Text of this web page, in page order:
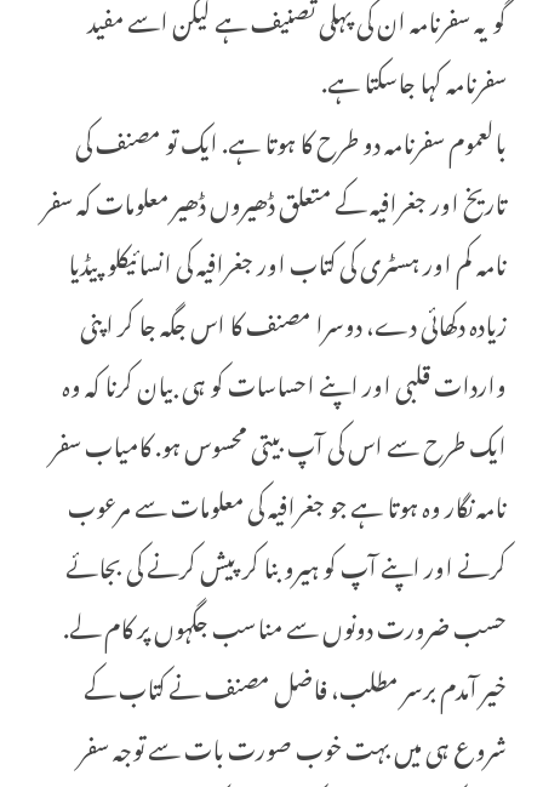
گو یہ سفرنامہ ان کی پہلی تصنیف ہے لیکن اسے مفید
سفرنامہ کہا جاسکتا ہے.
بالعموم سفرنامہ دو طرح کا ہوتا ہے. ایک تو مصنف کی
تاریخ اور جغرافیہ کے متعلق ڈھیروں ڈھیر معلومات کہ سفر
نامہ کم اور ہسٹری کی کتاب اور جغرافیہ کی انسائیکلو پیڈیا
زیادہ دکھائی دے، دوسرا مصنف کا اس جگہ جا کر اپنی
واردات قلبی اور اپنے احساسات کو ہی بیان کرنا کہ وہ
ایک طرح سے اس کی آپ بیتی محسوس ہو. کامیاب سفر
نامہ نگار وہ ہوتا ہے جو جغرافیہ کی معلومات سے مرعوب
کرنے اور اپنے آپ کو ہیرو بنا کر پیش کرنے کی بجائے
حسب ضرورت دونوں سے مناسب جگہوں پر کام لے.
خیر آمدم برسر مطلب، فاضل مصنف نے کتاب کے
شروع ہی میں بہت خوب صورت بات سے توجہ سفر